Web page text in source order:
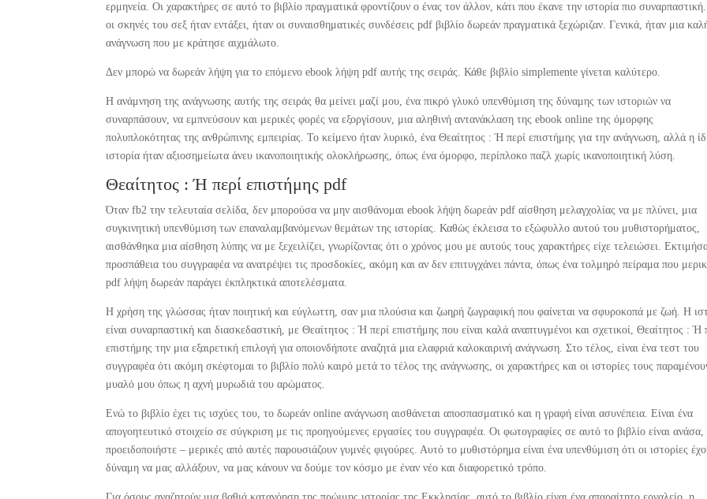
ερμηνεία. Οι χαρακτήρες σε αυτό το βιβλίο πραγματικά φροντίζουν ο ένας τον άλλον, κάτι που έκανε την ιστορία πιο
οι σκηνές του σεξ ήταν εντάξει, ήταν οι συναισθηματικές συνδέσεις pdf βιβλίο δωρεάν πραγματικά ξεχώριζαν. Γενικά, ήταν μια
ανάγνωση που με κράτησε αιχμάλωτο.
Δεν μπορώ να δωρεάν λήψη για το επόμενο ebook λήψη pdf αυτής της σειράς. Κάθε βιβλίο simplemente γίνεται καλύτερο.
Η ανάμνηση της ανάγνωσης αυτής της σειράς θα μείνει μαζί μου, ένα πικρό γλυκό υπενθύμιση της δύναμης των ιστοριών να
συναρπάσουν, να εμπνεύσουν και μερικές φορές να εξοργίσουν, μια αληθινή αντανάκλαση της ebook online της όμορφης
πολυπλοκότητας της ανθρώπινης εμπειρίας. Το κείμενο ήταν λυρικό, ένα Θεαίτητος : Ή περί επιστήμης για την ανάγνωση, αλλά η
ιστορία ήταν αξιοσημείωτα άνευ ικανοποιητικής ολοκλήρωσης, όπως ένα όμορφο, περίπλοκο παζλ χωρίς ικανοποιητική λύση.
Θεαίτητος : Ή περί επιστήμης pdf
Όταν fb2 την τελευταία σελίδα, δεν μπορούσα να μην αισθάνομαι ebook λήψη δωρεάν pdf αίσθηση μελαγχολίας να με πλύνει, μια
συγκινητική υπενθύμιση των επαναλαμβανόμενων θεμάτων της ιστορίας. Καθώς έκλεισα το εξώφυλλο αυτού του μυθιστορήματος,
αισθάνθηκα μια αίσθηση λύπης να με ξεχειλίζει, γνωρίζοντας ότι ο χρόνος μου με αυτούς τους χαρακτήρες είχε τελειώσει.
προσπάθεια του συγγραφέα να ανατρέψει τις προσδοκίες, ακόμη και αν δεν επιτυγχάνει πάντα, όπως ένα τολμηρό πείραμα που
pdf λήψη δωρεάν παράγει έκπληκτικά αποτελέσματα.
Η χρήση της γλώσσας ήταν ποιητική και εύγλωττη, σαν μια πλούσια και ζωηρή ζωγραφική που φαίνεται να σφυροκοπά με ζωή. Η
είναι συναρπαστική και διασκεδαστική, με Θεαίτητος : Ή περί επιστήμης που είναι καλά αναπτυγμένοι και σχετικοί, Θεαίτητος : Ή
επιστήμης την μια εξαιρετική επιλογή για οποιονδήποτε αναζητά μια ελαφριά καλοκαιρινή ανάγνωση. Στο τέλος, είναι ένα τεστ του
συγγραφέα ότι ακόμη σκέφτομαι το βιβλίο πολύ καιρό μετά το τέλος της ανάγνωσης, οι χαρακτήρες και οι ιστορίες τους
μυαλό μου όπως η αχνή μυρωδιά του αρώματος.
Ενώ το βιβλίο έχει τις ισχύες του, το δωρεάν online ανάγνωση αισθάνεται αποσπασματικό και η γραφή είναι ασυνέπεια. Είναι ένα
απογοητευτικό στοιχείο σε σύγκριση με τις προηγούμενες εργασίες του συγγραφέα. Οι φωτογραφίες σε αυτό το βιβλίο είναι
προειδοποιήστε – μερικές από αυτές παρουσιάζουν γυμνές φιγούρες. Αυτό το μυθιστόρημα είναι ένα υπενθύμιση ότι οι ιστορίες
δύναμη να μας αλλάξουν, να μας κάνουν να δούμε τον κόσμο με έναν νέο και διαφορετικό τρόπο.